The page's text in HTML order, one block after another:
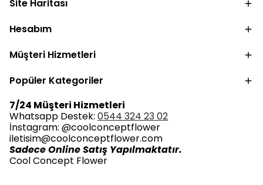
Site Haritası
Hesabım
Müşteri Hizmetleri
Popüler Kategoriler
7/24 Müşteri Hizmetleri
Whatsapp Destek: 0544 324 23 02
İnstagram: @coolconceptflower
iletisim@coolconceptflower.com
Sadece Online Satış Yapılmaktatır.
Cool Concept Flower